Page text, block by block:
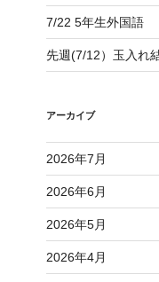
7/22 5年生外国語
先週(7/12）玉入れ
アーカイブ
2026年7月
2026年6月
2026年5月
2026年4月